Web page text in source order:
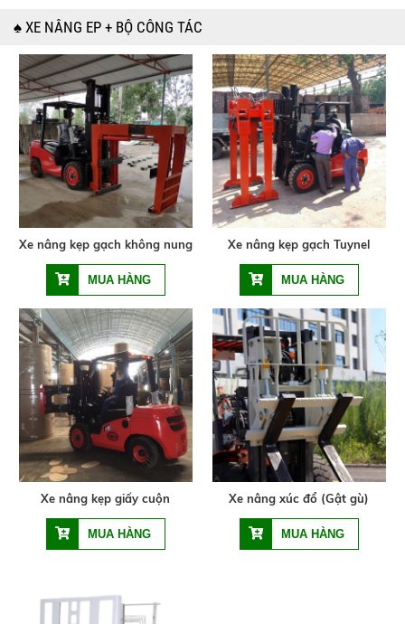
♠ XE NÂNG EP + BỘ CÔNG TÁC
Xe nâng kẹp gạch không nung Xe nâng kẹp gạch Tuynel
Xe nâng kẹp giấy cuộn Xe nâng xúc đổ (Gật gù)